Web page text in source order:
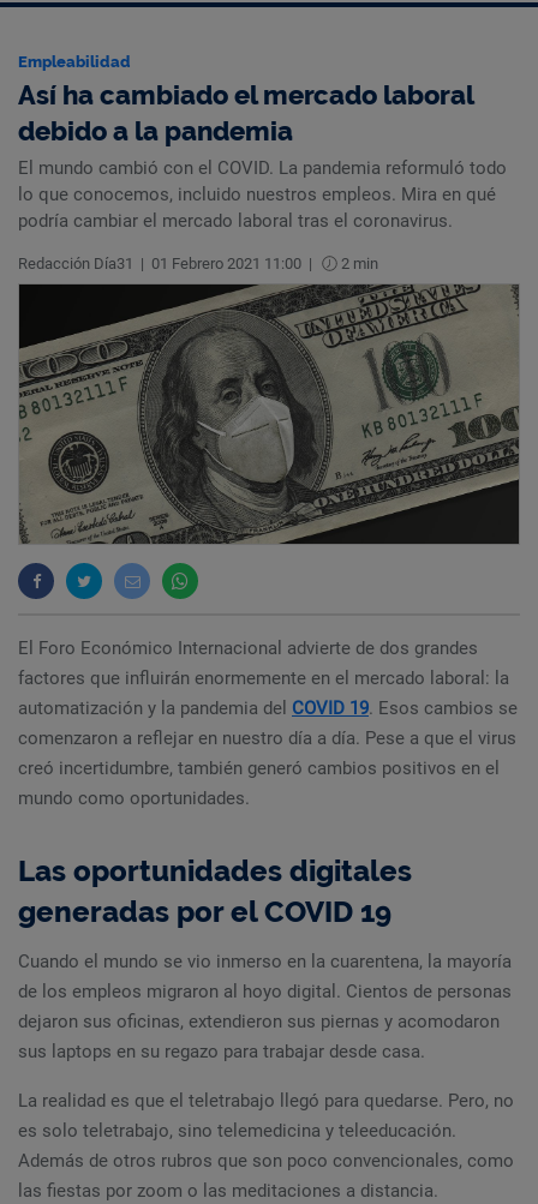
Empleabilidad
Así ha cambiado el mercado laboral
debido a la pandemia
El mundo cambió con el COVID. La pandemia reformuló todo
lo que conocemos, incluido nuestros empleos. Mira en qué
podría cambiar el mercado laboral tras el coronavirus.
Redacción Día31 | 01 Febrero 2021 11:00 | 2 min
El Foro Económico Internacional advierte de dos grandes
factores que influirán enormemente en el mercado laboral: la
automatización y la pandemia del COVID 19. Esos cambios se
comenzaron a reflejar en nuestro día a día. Pese a que el virus
creó incertidumbre, también generó cambios positivos en el
mundo como oportunidades.
Las oportunidades digitales
generadas por el COVID 19
Cuando el mundo se vio inmerso en la cuarentena, la mayoría
de los empleos migraron al hoyo digital. Cientos de personas
dejaron sus oficinas, extendieron sus piernas y acomodaron
sus laptops en su regazo para trabajar desde casa.
La realidad es que el teletrabajo llegó para quedarse. Pero, no
es solo teletrabajo, sino telemedicina y teleeducación.
Además de otros rubros que son poco convencionales, como
las fiestas por zoom o las meditaciones a distancia.